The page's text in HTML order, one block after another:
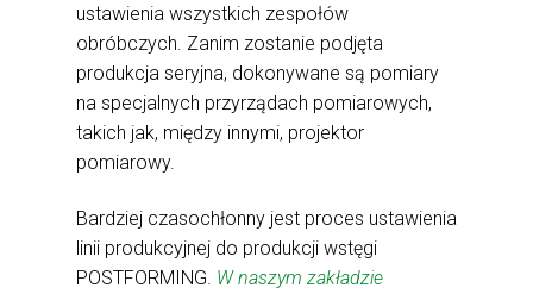
ustawienia wszystkich zespołów
obróbczych. Zanim zostanie podjęta
produkcja seryjna, dokonywane są pomiary
na specjalnych przyrządach pomiarowych,
takich jak, między innymi, projektor
pomiarowy.
Bardziej czasochłonny jest proces ustawienia
linii produkcyjnej do produkcji wstęgi
POSTFORMING. W naszym zakładzie